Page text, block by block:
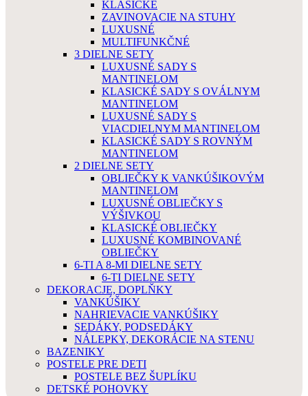
KLASICKÉ
ZAVINOVACIE NA STUHY
LUXUSNÉ
MULTIFUNKČNÉ
3 DIELNE SETY
LUXUSNÉ SADY S
MANTINELOM
KLASICKÉ SADY S OVÁLNYM
MANTINELOM
LUXUSNÉ SADY S
VIACDIELNYM MANTINELOM
KLASICKÉ SADY S ROVNÝM
MANTINELOM
2 DIELNE SETY
OBLIEČKY K VANKÚŠIKOVÝM
MANTINELOM
LUXUSNÉ OBLIEČKY S
VÝŠIVKOU
KLASICKÉ OBLIEČKY
LUXUSNÉ KOMBINOVANÉ
OBLIEČKY
6-TI A 8-MI DIELNE SETY
6-TI DIELNE SETY
DEKORACJE, DOPLŇKY
VANKÚŠIKY
NAHRIEVACIE VANKÚŠIKY
SEDÁKY, PODSEDÁKY
NÁLEPKY, DEKORÁCIE NA STENU
BAZENIKY
POSTELE PRE DETI
POSTELE BEZ ŠUPLÍKU
DETSKÉ POHOVKY